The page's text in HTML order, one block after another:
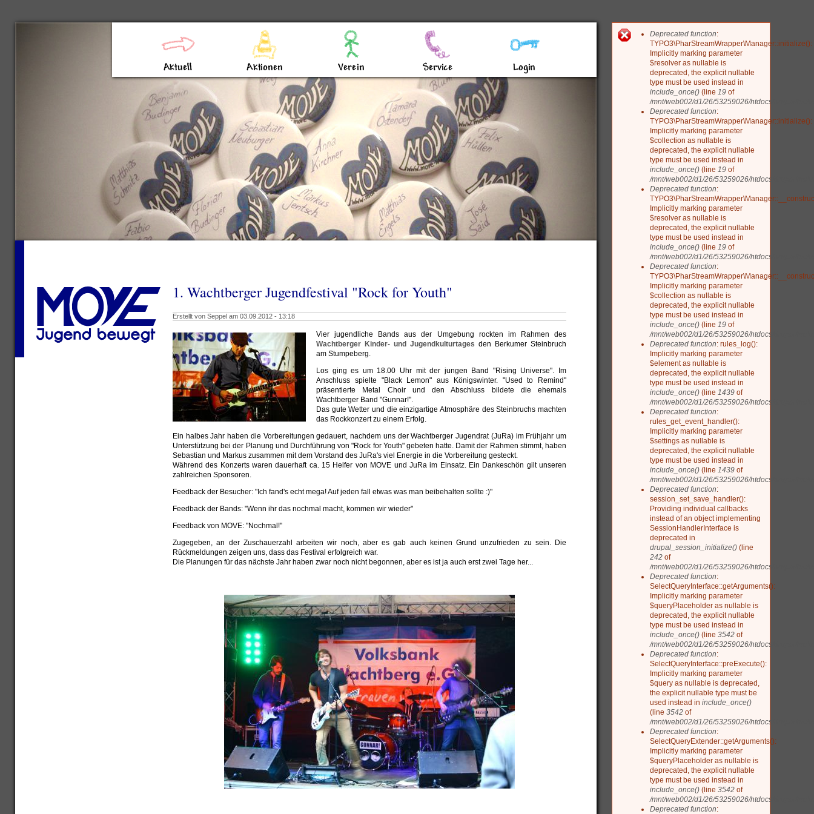
Direkt zum Inhalt
Fehlermeldung
Deprecated function:
TYPO3\PharStreamWrapper\Manager::initialize():
Implicitly marking parameter
$resolver as nullable is
deprecated, the explicit nullable
type must be used instead in
include_once() (line 19 of
/mnt/web002/d1/26/53259026/htdocs/drupal/
Deprecated function:
TYPO3\PharStreamWrapper\Manager::initialize():
Implicitly marking parameter
$collection as nullable is
deprecated, the explicit nullable
type must be used instead in
include_once() (line 19 of
/mnt/web002/d1/26/53259026/htdocs/drupal/
Deprecated function:
Implicitly marking parameter
$resolver as nullable is
deprecated, the explicit nullable
type must be used instead in
include_once() (line 19 of
/mnt/web002/d1/26/53259026/htdocs/drupal/
Deprecated function:
Implicitly marking parameter
$collection as nullable is
deprecated, the explicit nullable
type must be used instead in
include_once() (line 19 of
/mnt/web002/d1/26/53259026/htdocs/drupal/
Deprecated function: rules_log():
Implicitly marking parameter
$element as nullable is
deprecated, the explicit nullable
type must be used instead in
include_once() (line 1439 of
/mnt/web002/d1/26/53259026/htdocs/drupal/
Deprecated function:
rules_get_event_handler():
Implicitly marking parameter
$settings as nullable is
deprecated, the explicit nullable
type must be used instead in
include_once() (line 1439 of
/mnt/web002/d1/26/53259026/htdocs/drupal/
Deprecated function:
session_set_save_handler():
Providing individual callbacks
instead of an object implementing
SessionHandlerInterface is
deprecated in
drupal_session_initialize() (line
242 of
/mnt/web002/d1/26/53259026/htdocs/drupal/
Deprecated function:
SelectQueryInterface::getArguments():
Implicitly marking parameter
$queryPlaceholder as nullable is
deprecated, the explicit nullable
type must be used instead in
include_once() (line 3542 of
/mnt/web002/d1/26/53259026/htdocs/drupal/
Deprecated function:
SelectQueryInterface::preExecute():
Implicitly marking parameter
$query as nullable is deprecated,
the explicit nullable type must be
used instead in include_once()
(line 3542 of
/mnt/web002/d1/26/53259026/htdocs/drupal/
Deprecated function:
SelectQueryExtender::getArguments():
Implicitly marking parameter
$queryPlaceholder as nullable is
deprecated, the explicit nullable
type must be used instead in
include_once() (line 3542 of
/mnt/web002/d1/26/53259026/htdocs/drupal/
Deprecated function:
1. Wachtberger Jugendfestival "Rock for Youth"
Erstellt von Seppel am 03.09.2012 - 13:18
Vier jugendliche Bands aus der Umgebung rockten im Rahmen des
Wachtberger Kinder- und Jugendkulturtages den Berkumer Steinbruch
am Stumpeberg.
Los ging es um 18.00 Uhr mit der jungen Band "Rising Universe". Im
Anschluss spielte "Black Lemon" aus Königswinter. "Used to Remind"
präsentierte Metal Choir und den Abschluss bildete die ehemals
Wachtberger Band "Gunnar!".
Das gute Wetter und die einzigartige Atmosphäre des Steinbruchs machten
das Rockkonzert zu einem Erfolg.
Ein halbes Jahr haben die Vorbereitungen gedauert, nachdem uns der Wachtberger Jugendrat (JuRa) im Frühjahr um
Unterstützung bei der Planung und Durchführung von "Rock for Youth" gebeten hatte. Damit der Rahmen stimmt, haben
Sebastian und Markus zusammen mit dem Vorstand des JuRa's viel Energie in die Vorbereitung gesteckt.
Während des Konzerts waren dauerhaft ca. 15 Helfer von MOVE und JuRa im Einsatz. Ein Dankeschön gilt unseren
zahlreichen Sponsoren.
Feedback der Besucher: "Ich fand's echt mega! Auf jeden fall etwas was man beibehalten sollte :)"
Feedback der Bands: "Wenn ihr das nochmal macht, kommen wir wieder"
Feedback von MOVE: "Nochmal!"
Zugegeben, an der Zuschauerzahl arbeiten wir noch, aber es gab auch keinen Grund unzufrieden zu sein. Die
Rückmeldungen zeigen uns, dass das Festival erfolgreich war.
Die Planungen für das nächste Jahr haben zwar noch nicht begonnen, aber es ist ja auch erst zwei Tage her...